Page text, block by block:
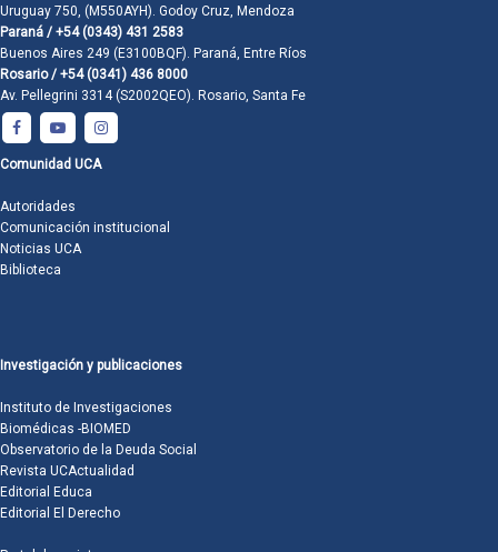
Uruguay 750, (M550AYH). Godoy Cruz, Mendoza
Paraná / +54 (0343) 431 2583
Buenos Aires 249 (E3100BQF). Paraná, Entre Ríos
Rosario / +54 (0341) 436 8000
Av. Pellegrini 3314 (S2002QEO). Rosario, Santa Fe
Comunidad UCA
Autoridades
Comunicación institucional
Noticias UCA
Biblioteca
Investigación y publicaciones
Instituto de Investigaciones
Biomédicas -BIOMED
Observatorio de la Deuda Social
Revista UCActualidad
Editorial Educa
Editorial El Derecho